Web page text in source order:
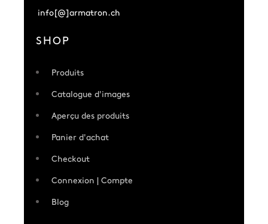
info[@]armatron.ch
SHOP
Produits
Catalogue d'images
Aperçu des produits
Panier d'achat
Checkout
Connexion | Compte
Blog